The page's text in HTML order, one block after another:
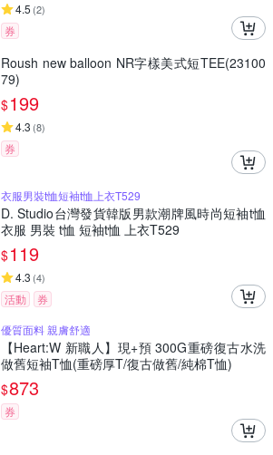
4.5 (2)
券
Roush new balloon NR字樣美式短TEE(23100
79)
$199
4.3 (8)
券
衣服男裝t恤短袖t恤上衣T529
D. Studio台灣發貨韓版男款潮牌風時尚短袖t恤
衣服 男裝 t恤 短袖t恤 上衣T529
$119
4.3 (4)
活動
券
優質面料 親膚舒適
【Heart:W 新職人】現+預 300G重磅復古水洗
做舊短袖T恤(重磅厚T/復古做舊/純棉T恤)
$873
券